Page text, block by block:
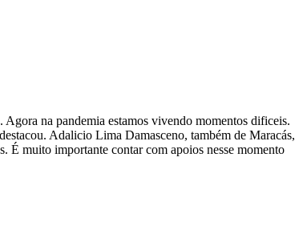
na pandemia estamos vivendo momentos dificeis.
Adalicio Lima Damasceno, também de Maracás,
É muito importante contar com apoios nesse momento